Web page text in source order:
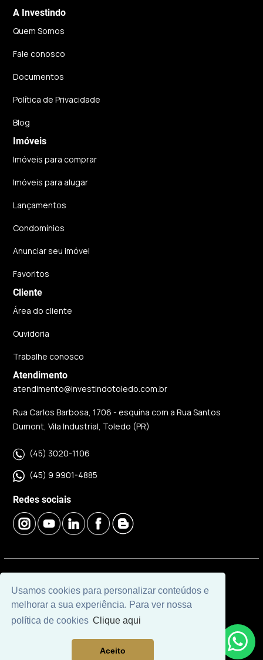
Usamos cookies para personalizar conteúdos e
melhorar a sua experiência. Para ver nossa
política de cookies Clique aqui
Aceito
A Investindo
Quem Somos
Fale conosco
Documentos
Política de Privacidade
Blog
Imóveis
Imóveis para comprar
Imóveis para alugar
Lançamentos
Condomínios
Anunciar seu imóvel
Favoritos
Cliente
Área do cliente
Ouvidoria
Trabalhe conosco
Atendimento
atendimento@investindotoledo.com.br
Rua Carlos Barbosa, 1706 - esquina com a Rua Santos
Dumont, Vila Industrial, Toledo (PR)
(45) 3020-1106
(45) 9 9901-4885
Redes sociais
Desenvolvido por Universal Software.